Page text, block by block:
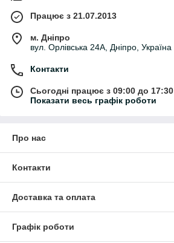
Працює з 21.07.2013
м. Дніпро
вул. Орлівська 24А, Дніпро, Україна
Контакти
Сьогодні працює з 09:00 до 17:30
Показати весь графік роботи
Про нас
Контакти
Доставка та оплата
Графік роботи